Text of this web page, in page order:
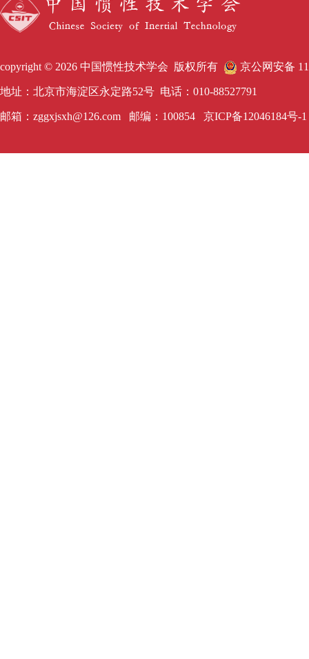
copyright © 2026 中国惯性技术学会 版权所有 京公网安备
地址：北京市海淀区永定路52号 电话：010-88527791
邮箱：zggxjsxh@126.com 邮编：100854 京ICP备12046184号-1